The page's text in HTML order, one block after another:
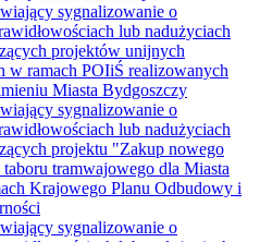
sygnalizowanie o
lub nadużyciach
projektów unijnych
w ramach POIiŚ realizowanych
Miasta Bydgoszczy
sygnalizowanie o
lub nadużyciach
projektu "Zakup nowego
tramwajowego dla Miasta
Krajowego Planu Odbudowy i
sygnalizowanie o